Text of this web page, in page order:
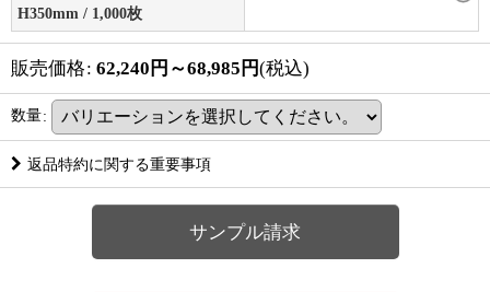
H350mm / 1,000枚
販売価格: 62,240 円 ～68,985 円(税込)
数量:
返品特約に関する重要事項
サンプル請求